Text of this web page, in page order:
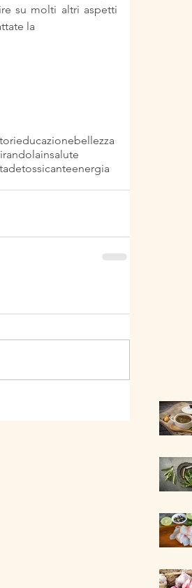
su molti altri aspetti
la
educazionebellezza
insalute
detossicanteenergia